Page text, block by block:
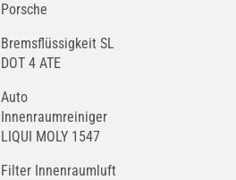
Porsche
Bremsflüssigkeit SL
DOT 4 ATE
Auto
Innenraumreiniger
LIQUI MOLY 1547
Filter Innenraumluft